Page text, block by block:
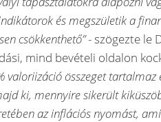
és megszületik a
csökkenthető”- szögezte le
mind bevételi oldalon
valoriizáció összegettartalmaz
ki, mennyire sikerült
az inflációs nyomást,